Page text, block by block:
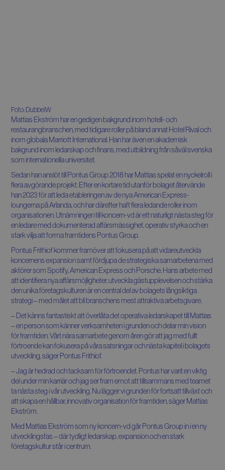
Foto: DubbelW
Mattias Ekström har en gedigen bakgrund inom hotell- och
restaurangbranschen, med tidigare roller på bland annat Hotel Rival och
inom globala Marriott International. Han har även en akademisk
bakgrund inom ledarskap och finans, med utbildning från såväl svenska
som internationella universitet.
Sedan han anslöt till Pontus Group 2018 har Mattias spelat en nyckelroll i
flera avgörande projekt. Efter en kortare tid utanför bolaget återvände
han 2023 för att leda etableringen av de nya American Express-
loungerna på Arlanda, och har därefter haft flera ledande roller inom
organisationen. Utnämningen till koncern-vd är ett naturligt nästa steg för
en ledare med dokumenterad affärsmässighet, operativ styrka och en
stark vilja att forma framtidens Pontus Group.
Pontus Frithiof kommer framöver att fokusera på att vidareutveckla
koncernens expansion samt fördjupa de strategiska samarbetena med
aktörer som Spotify, American Express och Porsche. Hans arbete med
att identifiera nya affärsmöjligheter, utveckla gästupplevelsen och stärka
den unika företagskulturen är en central del av bolagets långsiktiga
strategi – med målet att bli branschens mest attraktiva arbetsgivare.
– Det känns fantastiskt att överlåta det operativa ledarskapet till Mattias
– en person som känner verksamheten i grunden och delar min vision
för framtiden. Vårt nära samarbete genom åren gör att jag med fullt
förtroende kan fokusera på våra satsningar och nästa kapitel i bolagets
utveckling, säger Pontus Frithiof.
– Jag är hedrad och tacksam för förtroendet. Pontus har varit en viktig
del under min karriär och jag ser fram emot att tillsammans med teamet
ta nästa steg i vår utveckling. Nu lägger vi grunden för fortsatt tillväxt och
att skapa en hållbar, innovativ organisation för framtiden, säger Mattias
Ekström.
Med Mattias Ekström som ny koncern-vd går Pontus Group in i en ny
utvecklingsfas – där tydligt ledarskap, expansion och en stark
företagskultur står i centrum.